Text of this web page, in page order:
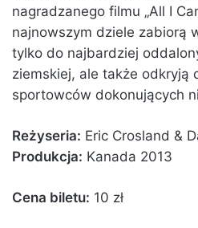
nagradzanego filmu „All I
najnowszym dziele zabiorą
tylko do najbardziej
ziemskiej, ale także odkryją
sportowców dokonujących
Reżyseria: Eric Crosland &
Produkcja: Kanada 2013
Cena biletu: 10 zł